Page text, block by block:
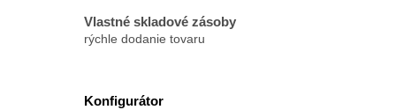
Vlastné skladové zásoby
rýchle dodanie tovaru
Konfigurátor